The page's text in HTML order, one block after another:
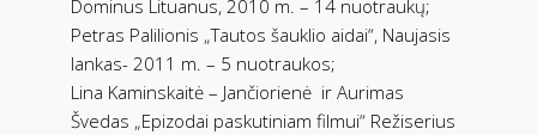
Dominus Lituanus, 2010 m. – 14 nuotraukų;
Petras Palilionis „Tautos šauklio aidai“, Naujasis
lankas- 2011 m. – 5 nuotraukos;
Lina Kaminskaitė – Jančiorienė ir Aurimas
Švedas „Epizodai paskutiniam filmui“ Režiserius